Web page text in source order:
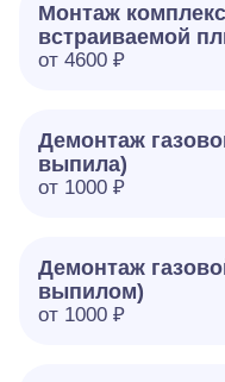
Монтаж
встраиваемой
от 4600 ₽
Демонтаж
выпила)
от 1000 ₽
Демонтаж
выпилом)
от 1000 ₽